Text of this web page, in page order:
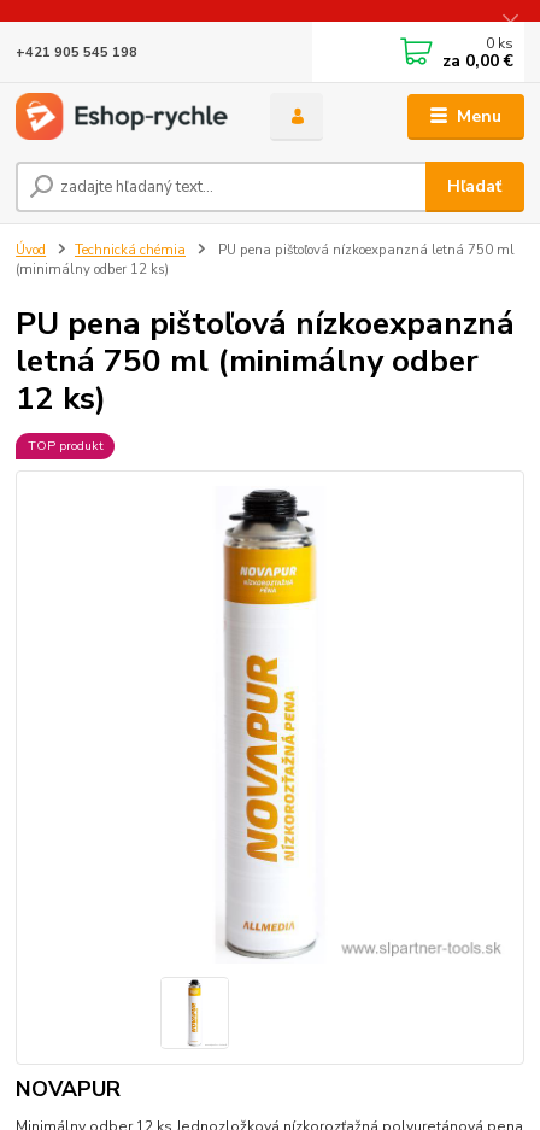
Menu
Hľadať
+421 905 545 198 0 ks
za 0,00 €
Úvod Technická chémia
PU pena pištoľová nízkoexpanzná letná 750 ml
(minimálny odber 12 ks)
PU pena pištoľová nízkoexpanzná
letná 750 ml (minimálny odber
12 ks)
TOP produkt
NOVAPUR
Minimálny odber 12 ks Jednozložková nízkorozťažná polyuretánová pena